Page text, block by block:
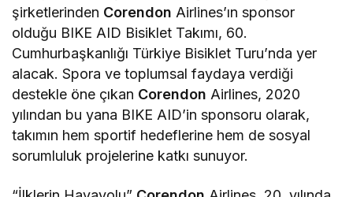
şirketlerinden Corendon Airlines’ın sponsor
olduğu BIKE AID Bisiklet Takımı, 60.
Cumhurbaşkanlığı Türkiye Bisiklet Turu’nda yer
alacak. Spora ve toplumsal faydaya verdiği
destekle öne çıkan Corendon Airlines, 2020
yılından bu yana BIKE AID’in sponsoru olarak,
takımın hem sportif hedeflerine hem de sosyal
sorumluluk projelerine katkı sunuyor.